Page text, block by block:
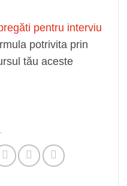
pentru interviu
potrivita prin
tău aceste